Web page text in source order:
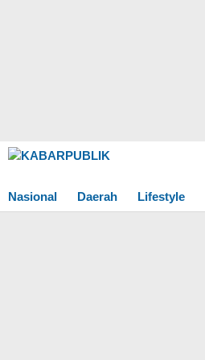
Lewati
Nasional
Daerah Lifestyle